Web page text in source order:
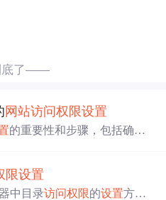
了——
网站访问权限设置
的重要性和步骤，包括确定
限设置
中目录访问权限的设置方